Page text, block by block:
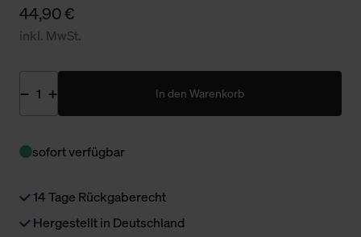
44,90 €
inkl. MwSt.
In den Warenkorb
sofort verfügbar
14 Tage Rückgaberecht
Hergestellt in Deutschland